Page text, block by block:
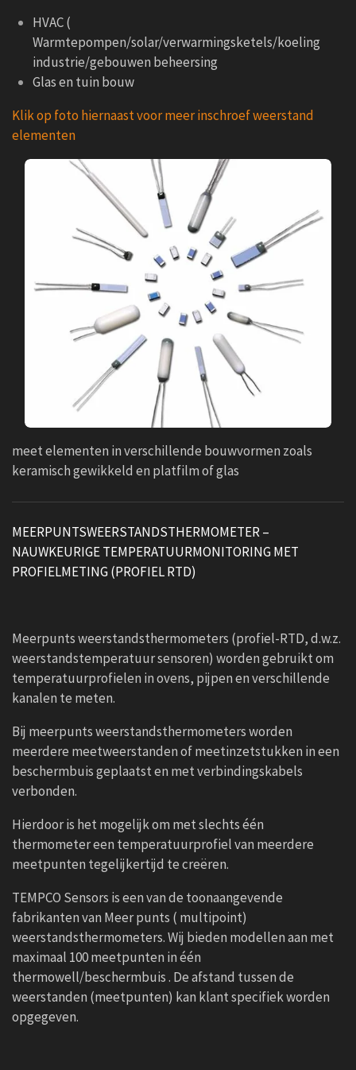
HVAC (
Warmtepompen/solar/verwarmingsketels/koeling
industrie/gebouwen beheersing
Glas en tuin bouw
Klik op foto hiernaast voor meer inschroef weerstand
elementen
meet elementen in verschillende bouwvormen zoals
keramisch gewikkeld en platfilm of glas
MEERPUNTSWEERSTANDSTHERMOMETER –
NAUWKEURIGE TEMPERATUURMONITORING MET
PROFIELMETING (PROFIEL RTD)
Meerpunts weerstandsthermometers (profiel-RTD, d.w.z.
weerstandstemperatuur sensoren) worden gebruikt om
temperatuurprofielen in ovens, pijpen en verschillende
kanalen te meten.
Bij meerpunts weerstandsthermometers worden
meerdere meetweerstanden of meetinzetstukken in een
beschermbuis geplaatst en met verbindingskabels
verbonden.
Hierdoor is het mogelijk om met slechts één
thermometer een temperatuurprofiel van meerdere
meetpunten tegelijkertijd te creëren.
TEMPCO Sensors is een van de toonaangevende
fabrikanten van Meer punts ( multipoint)
weerstandsthermometers. Wij bieden modellen aan met
maximaal 100 meetpunten in één
thermowell/beschermbuis . De afstand tussen de
weerstanden (meetpunten) kan klant specifiek worden
opgegeven.